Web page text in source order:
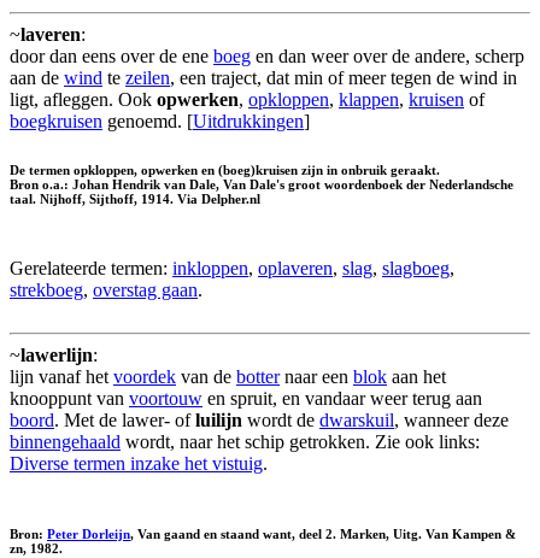
~laveren:
door dan eens over de ene boeg en dan weer over de andere, scherp
aan de wind te zeilen, een traject, dat min of meer tegen de wind in
ligt, afleggen. Ook opwerken, opkloppen, klappen, kruisen of
boegkruisen genoemd. [Uitdrukkingen]
De termen opkloppen, opwerken en (boeg)kruisen zijn in onbruik geraakt.
Bron o.a.: Johan Hendrik van Dale, Van Dale's groot woordenboek der Nederlandsche
taal. Nijhoff, Sijthoff, 1914. Via Delpher.nl
Gerelateerde termen: inkloppen, oplaveren, slag, slagboeg,
strekboeg, overstag gaan.
~lawerlijn:
lijn vanaf het voordek van de botternaar een blok aan het
knooppunt van voortouw en spruit, en vandaar weer terug aan
boord. Met de lawer- ofluilijn wordt de dwarskuil, wanneer deze
binnengehaald wordt, naar het schip getrokken. Zie ook links:
Diverse termen inzake het vistuig.
Bron: Peter Dorleijn, Van gaand en staand want, deel 2. Marken, Uitg. Van Kampen &
zn, 1982.